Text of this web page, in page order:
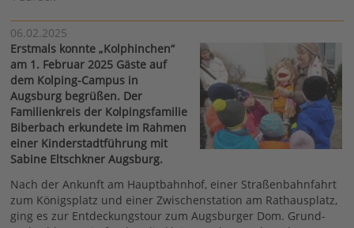
06.02.2025
Erstmals konnte „Kolphinchen“
am 1. Februar 2025 Gäste auf
dem Kolping-Campus in
Augsburg begrüßen. Der
Familienkreis der Kolpingsfamilie
Biberbach erkundete im Rahmen
einer Kinderstadtführung mit
Sabine Eltschkner Augsburg.
Nach der Ankunft am Hauptbahnhof, einer Straßenbahnfahrt
zum Königsplatz und einer Zwischenstation am Rathausplatz,
ging es zur Entdeckungstour zum Augsburger Dom. Grund-